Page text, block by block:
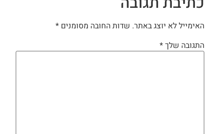
האימייל לא יוצג באתר. שדות החובה מסומנים *
התגובה שלך*